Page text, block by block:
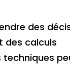
des
des calculs